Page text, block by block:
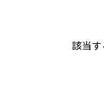
該当す